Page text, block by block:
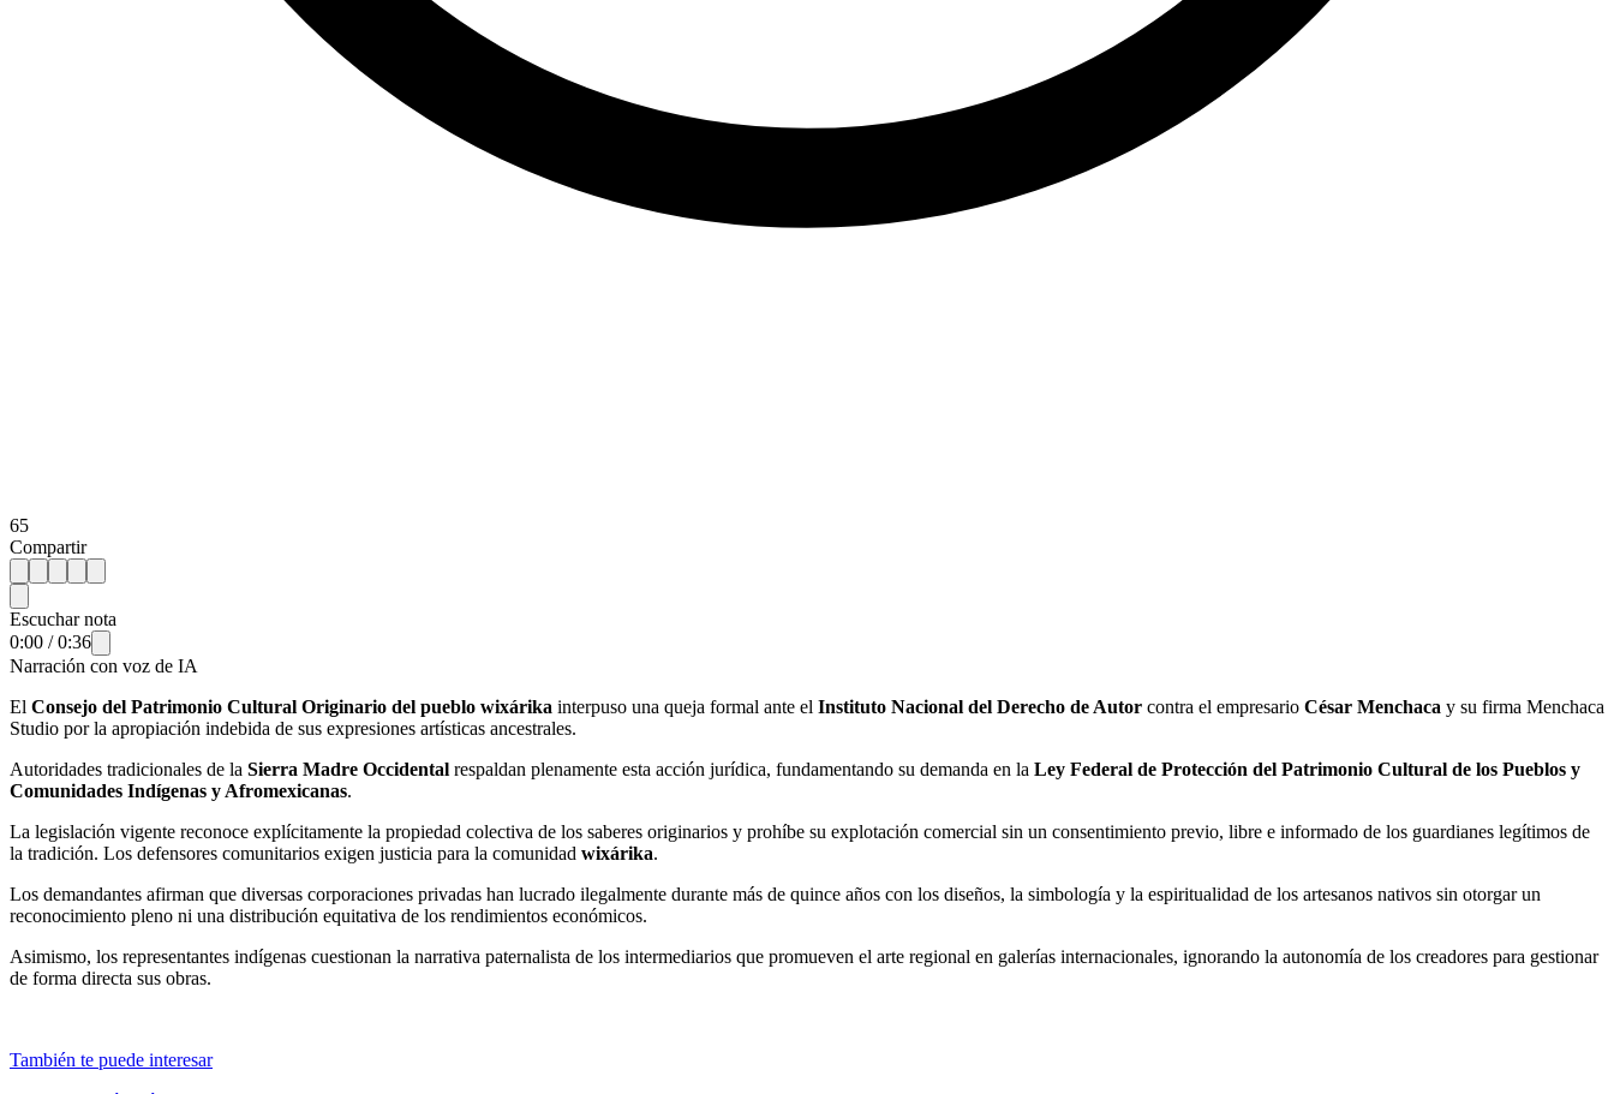
65
Compartir
Escuchar nota
0:00 /0:36
Narración con voz de IA
El Consejo del Patrimonio Cultural Originario del pueblo wixárika interpuso una queja formal ante el Instituto Nacional del Derecho de Autor contra el empresario César Menchaca y su firma Menchaca
Studio por la apropiación indebida de sus expresiones artísticas ancestrales.
Autoridades tradicionales de la Sierra Madre Occidental respaldan plenamente esta acción jurídica, fundamentando su demanda en la Ley Federal de Protección del Patrimonio Cultural de los Pueblos y
Comunidades Indígenas y Afromexicanas.
La legislación vigente reconoce explícitamente la propiedad colectiva de los saberes originarios y prohíbe su explotación comercial sin un consentimiento previo, libre e informado de los guardianes legítimos de
la tradición. Los defensores comunitarios exigen justicia para la comunidad wixárika.
Los demandantes afirman que diversas corporaciones privadas han lucrado ilegalmente durante más de quince años con los diseños, la simbología y la espiritualidad de los artesanos nativos sin otorgar un
reconocimiento pleno ni una distribución equitativa de los rendimientos económicos.
Asimismo, los representantes indígenas cuestionan la narrativa paternalista de los intermediarios que promueven el arte regional en galerías internacionales, ignorando la autonomía de los creadores para gestionar
de forma directa sus obras.
También te puede interesar